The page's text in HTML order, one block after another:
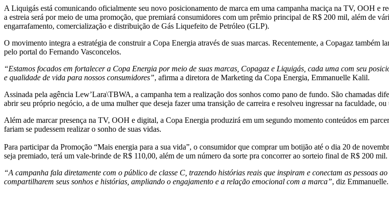
A Liquigás está comunicando oficialmente seu novo posicionamento de marca em uma campanha maciça na TV, OOH e
a estreia será por meio de uma promoção, que premiará consumidores com um prêmio principal de R$ 200 mil, além de
engarrafamento, comercialização e distribuição de Gás Liquefeito de Petróleo (GLP).
O movimento integra a estratégia de construir a Copa Energia através de suas marcas. Recentemente, a Copagaz também
pelo portal do Fernando Vasconcelos.
“Estamos focados em fortalecer a Copa Energia por meio de suas marcas, Copagaz e Liquigás, cada uma com seu
e qualidade de vida para nossos consumidores”, afirma a diretora de Marketing da Copa Energia, Emmanuelle Kalil.
Assinada pela agência Lew’Lara\TBWA, a campanha tem a realização dos sonhos como pano de fundo. São chamadas
abrir seu próprio negócio, a de uma mulher que deseja fazer uma transição de carreira e resolveu ingressar na faculdade,
Além ade marcar presença na TV, OOH e digital, a Copa Energia produzirá em um segundo momento conteúdos em
fariam se pudessem realizar o sonho de suas vidas.
Para participar da Promoção “Mais energia para a sua vida”, o consumidor que comprar um botijão até o dia 20 de
seja premiado, terá um vale-brinde de R$ 110,00, além de um número da sorte pra concorrer ao sorteio final de R$ 200 mil.
“A campanha fala diretamente com o público de classe C, trazendo histórias reais que inspiram e conectam as pessoas
compartilharem seus sonhos e histórias, ampliando o engajamento e a relação emocional com a marca”, diz Emmanuelle.